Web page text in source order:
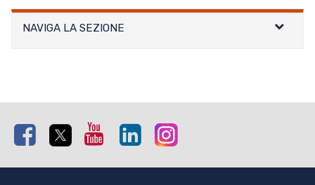
NAVIGA LA SEZIONE
Facebook Twitter Youtube Linkedin